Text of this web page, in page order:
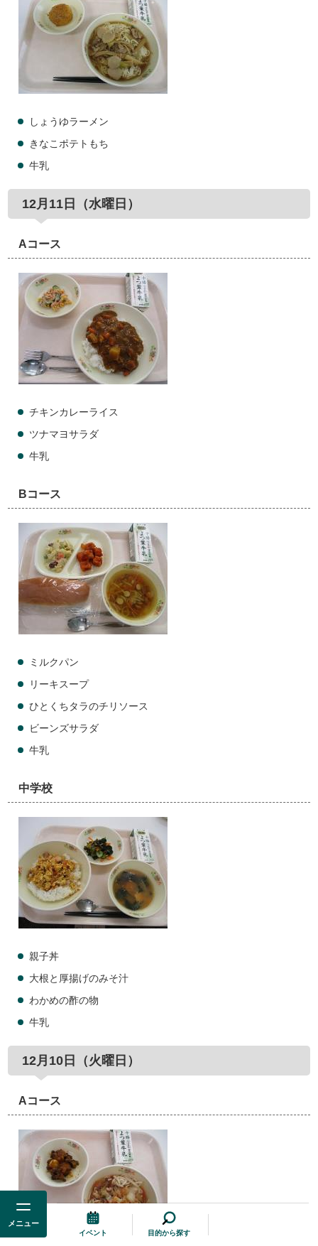
しょうゆラーメン
きなこポテトもち
牛乳
12月11日（水曜日）
Aコース
チキンカレーライス
ツナマヨサラダ
牛乳
Bコース
ミルクパン
リーキスープ
ひとくちタラのチリソース
ビーンズサラダ
牛乳
中学校
親子丼
大根と厚揚げのみそ汁
わかめの酢の物
牛乳
12月10日（火曜日）
Aコース
メニュー
イベント 目的から探す